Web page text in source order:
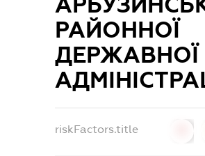
РАЙОННОЇ
ДЕРЖАВНОЇ
riskFactors.title